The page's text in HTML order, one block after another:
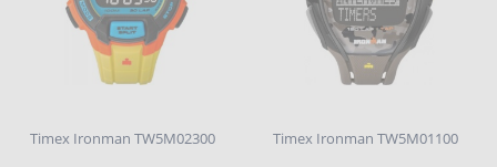
Timex Ironman TW5M02300 Timex Ironman TW5M01100